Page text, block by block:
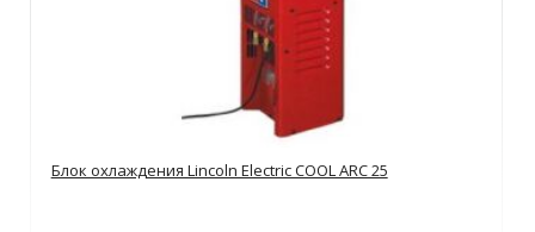
Блок охлаждения Lincoln Electric COOL ARC 25